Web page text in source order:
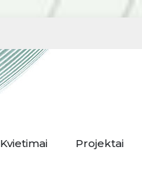
Kvietimai Projektai